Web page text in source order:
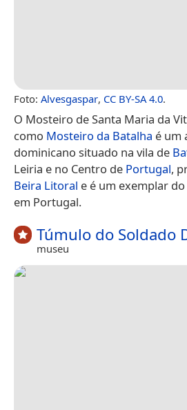
Foto: Alvesgaspar, CC BY-SA 4.0.
O Mosteiro de Santa Maria da
como Mosteiro da Batalha é um
dominicano situado na vila de
Leiria e no Centro de Portugal,
Beira Litoral e é um exemplar
em Portugal.
Túmulo do Soldado
museu